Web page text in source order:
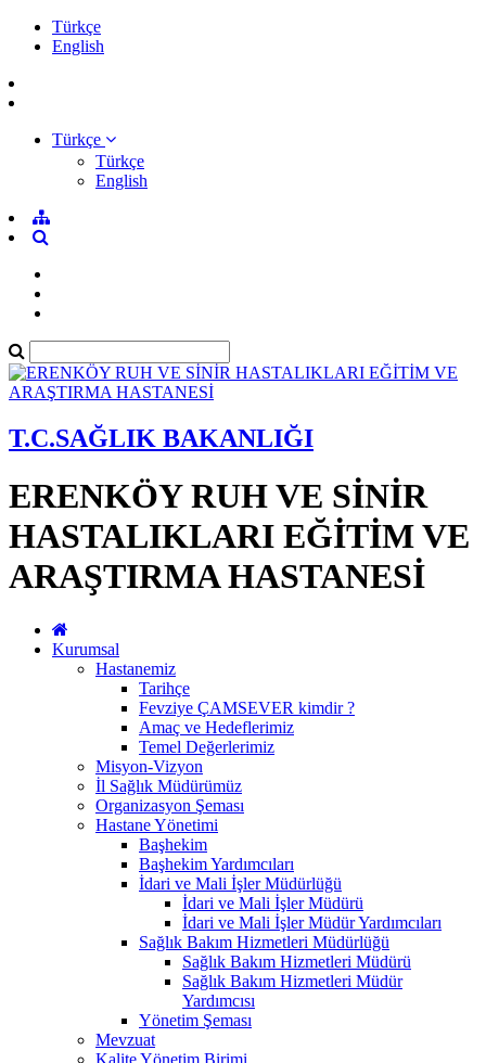
Türkçe
English
Türkçe
Türkçe
English
T.C.SAĞLIK BAKANLIĞI
ERENKÖY RUH VE SİNİR
HASTALIKLARI EĞİTİM VE
ARAŞTIRMA HASTANESİ
Kurumsal
Hastanemiz
Tarihçe
Fevziye ÇAMSEVER kimdir ?
Amaç ve Hedeflerimiz
Temel Değerlerimiz
Misyon-Vizyon
İl Sağlık Müdürümüz
Organizasyon Şeması
Hastane Yönetimi
Başhekim
Başhekim Yardımcıları
İdari ve Mali İşler Müdürlüğü
İdari ve Mali İşler Müdürü
İdari ve Mali İşler Müdür Yardımcıları
Sağlık Bakım Hizmetleri Müdürlüğü
Sağlık Bakım Hizmetleri Müdürü
Sağlık Bakım Hizmetleri Müdür
Yardımcısı
Yönetim Şeması
Mevzuat
Kalite Yönetim Birimi